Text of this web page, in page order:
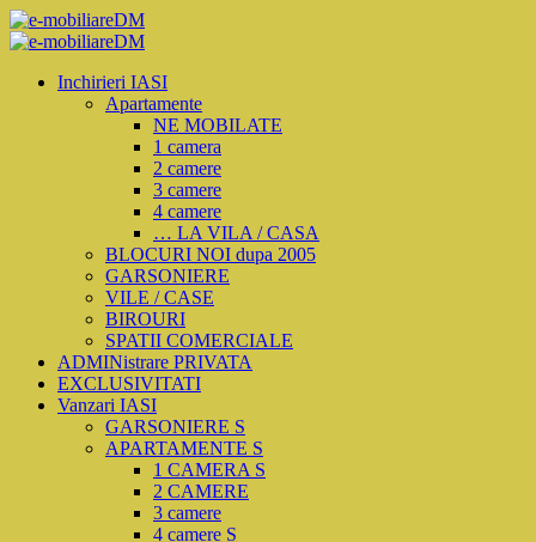
Inchirieri IASI
Apartamente
NE MOBILATE
1 camera
2 camere
3 camere
4 camere
… LA VILA / CASA
BLOCURI NOI dupa 2005
GARSONIERE
VILE / CASE
BIROURI
SPATII COMERCIALE
ADMINistrare PRIVATA
EXCLUSIVITATI
Vanzari IASI
GARSONIERE S
APARTAMENTE S
1 CAMERA S
2 CAMERE
3 camere
4 camere S